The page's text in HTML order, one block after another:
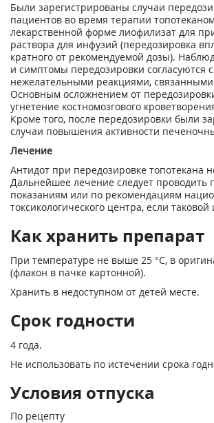
Были зарегистрированы случаи
пациентов во время терапии
лекарственной форме лиофилизат для
раствора для инфузий (передозировка
кратного от рекомендуемой дозы).
и симптомы передозировки согласуются
нежелательными реакциями, связанными
Основным осложнением от
угнетение костномозгового
Кроме того, после передозировки были
случаи повышения активности
Лечение
Антидот при передозировке топотекана
Дальнейшее лечение следует проводить
показаниям или по рекомендациям
токсикологического центра, если таковой
Как хранить препарат
При температуре не выше 25 °С, в
(флакон в пачке картонной).
Хранить в недоступном от детей месте.
Срок годности
4 года.
Не использовать по истечении срока
Условия отпуска
По рецепту